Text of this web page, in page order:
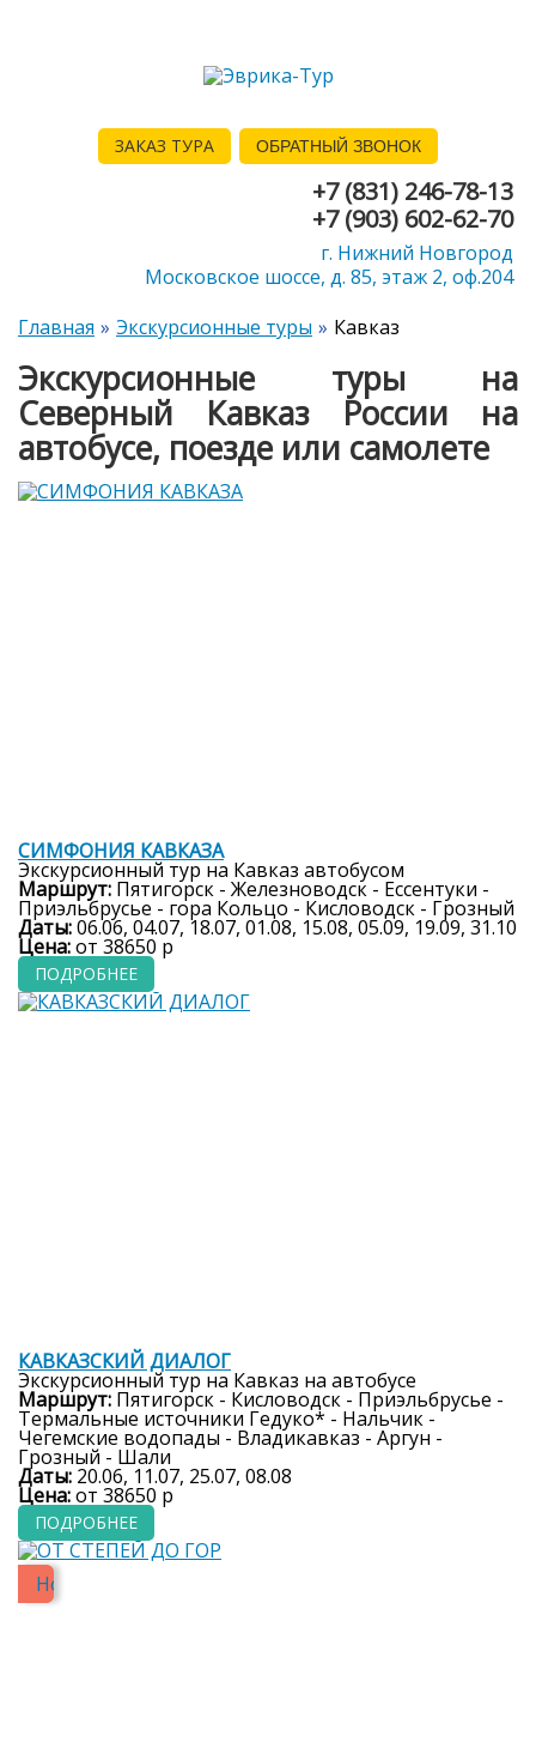
ЗАКАЗ ТУРА ОБРАТНЫЙ ЗВОНОК
+7 (831) 246-78-13
+7 (903) 602-62-70
г. Нижний Новгород
Московское шоссе, д. 85, этаж 2, оф.204
Главная
Экскурсионные туры Кавказ
Экскурсионные туры на
Северный Кавказ России на
автобусе, поезде или самолете
8 дней
СИМФОНИЯ КАВКАЗА
Экскурсионный тур на Кавказ автобусом
Маршрут: Пятигорск - Железноводск - Ессентуки -
Приэльбрусье - гора Кольцо - Кисловодск - Грозный
Даты:06.06, 04.07, 18.07, 01.08, 15.08, 05.09, 19.09, 31.10
Цена:от 38650 р
ПОДРОБНЕЕ
8 дней
КАВКАЗСКИЙ ДИАЛОГ
Экскурсионный тур на Кавказ на автобусе
Маршрут: Пятигорск - Кисловодск - Приэльбрусье -
Термальные источники Гедуко* - Нальчик -
Чегемские водопады - Владикавказ - Аргун -
Грозный - Шали
Даты: 20.06, 11.07, 25.07, 08.08
Цена:от 38650 р
ПОДРОБНЕЕ
Новинка